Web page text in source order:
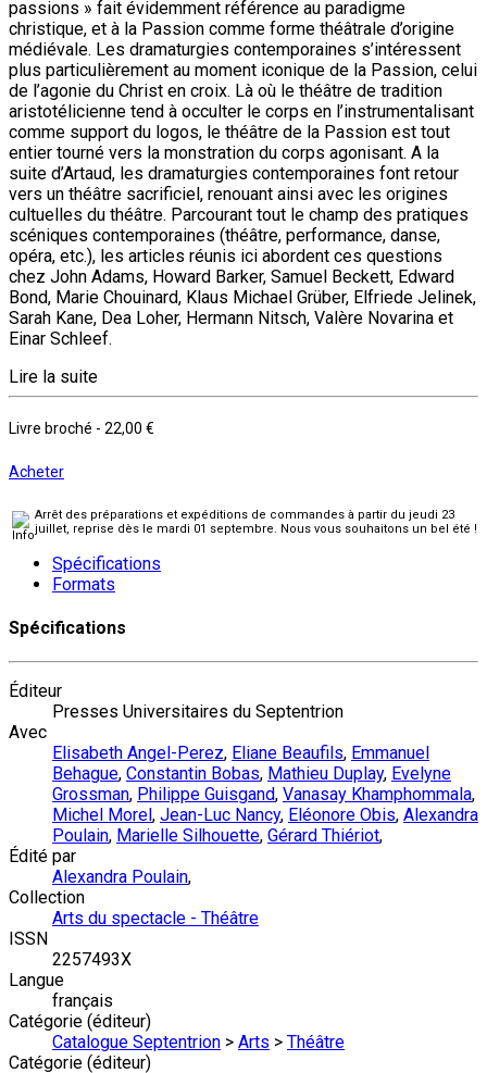
passions » fait évidemment référence au paradigme
christique, et à la Passion comme forme théâtrale d’origine
médiévale. Les dramaturgies contemporaines s’intéressent
plus particulièrement au moment iconique de la Passion, celui
de l’agonie du Christ en croix. Là où le théâtre de tradition
aristotélicienne tend à occulter le corps en l’instrumentalisant
comme support du logos, le théâtre de la Passion est tout
entier tourné vers la monstration du corps agonisant. A la
suite d’Artaud, les dramaturgies contemporaines font retour
vers un théâtre sacrificiel, renouant ainsi avec les origines
cultuelles du théâtre. Parcourant tout le champ des pratiques
scéniques contemporaines (théâtre, performance, danse,
opéra, etc.), les articles réunis ici abordent ces questions
chez John Adams, Howard Barker, Samuel Beckett, Edward
Bond, Marie Chouinard, Klaus Michael Grüber, Elfriede Jelinek,
Sarah Kane, Dea Loher, Hermann Nitsch, Valère Novarina et
Einar Schleef.
Lire la suite
Livre broché - 22,00 €
Acheter
Arrêt des préparations et expéditions de commandes à partir du jeudi 23
juillet, reprise dès le mardi 01 septembre. Nous vous souhaitons un bel été !
Spécifications
Formats
Spécifications
Éditeur
Presses Universitaires du Septentrion
Avec
Elisabeth Angel-Perez, Eliane Beaufils, Emmanuel
Behague, Constantin Bobas, Mathieu Duplay, Evelyne
Grossman, Philippe Guisgand, Vanasay Khamphommala,
Michel Morel , Jean-Luc Nancy, Eléonore Obis, Alexandra
Poulain, Marielle Silhouette, Gérard Thiériot,
Édité par
Alexandra Poulain,
Collection
Arts du spectacle - Théâtre
ISSN
2257493X
Langue
français
Catégorie (éditeur)
Catalogue Septentrion > Arts > Théâtre
Catégorie (éditeur)